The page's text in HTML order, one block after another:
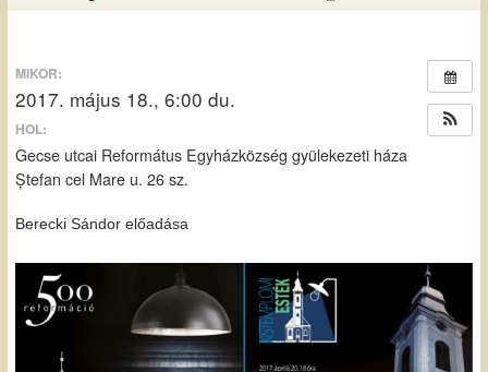
MIKOR:
2017. május 18., 6:00 du.
HOL:
Gecse utcai Református Egyházközség gyülekezeti háza
Ștefan cel Mare u. 26 sz.
Berecki Sándor előadása